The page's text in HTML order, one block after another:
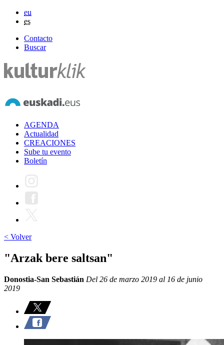
eu
es
Contacto
Buscar
AGENDA
Actualidad
CREACIONES
Sube tu evento
Boletín
< Volver
"Arzak bere saltsan"
Donostia-San Sebastián Del 26 de marzo 2019 al 16 de junio
2019